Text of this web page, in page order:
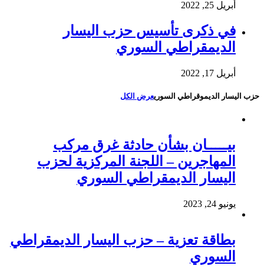
أبريل 25, 2022
في ذكرى تأسيس حزب اليسار
الديمقراطي السوري
أبريل 17, 2022
حزب اليسار الديموقراطي السوريعرض الكل
بيـــــان بشأن حادثة غرق مركب
المهاجرين – اللجنة المركزية لحزب
اليسار الديمقراطي السوري
يونيو 24, 2023
بطاقة تعزية – حزب اليسار الديمقراطي
السوري